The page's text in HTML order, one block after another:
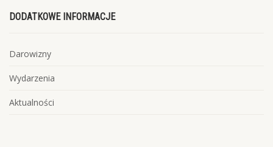
DODATKOWE INFORMACJE
Darowizny
Wydarzenia
Aktualności